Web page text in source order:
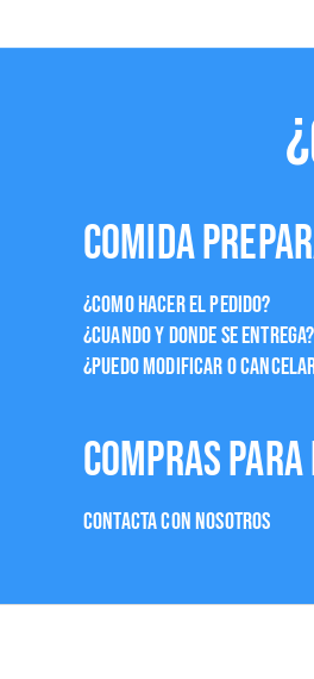
comida
¿Como hacer el pedido?
¿Cuando y donde se entrega?
¿Puedo modificar o
Compras
Contacta con nosotros